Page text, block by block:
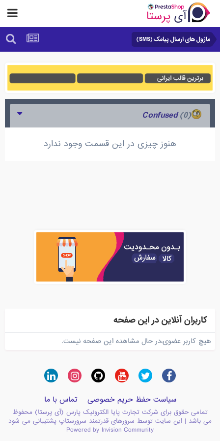
ماژول های ارسال پیامک (SMS)
Confused
(0)
هنوز چیزی در این قسمت وجود ندارد
کاربران آنلاین در این صفحه
هیچ کاربر عضوی،در حال مشاهده این صفحه نیست.
سیاست حفظ حریم خصوصی تماس با ما
تمامی حقوق برای شرکت تجارت پایا الکترونیک پارس (آی پرستا) محفوظ
می باشد | این سایت توسط سرورهای قدرتمند سرورستاپ پشتیبانی می شود
Powered by Invision Community